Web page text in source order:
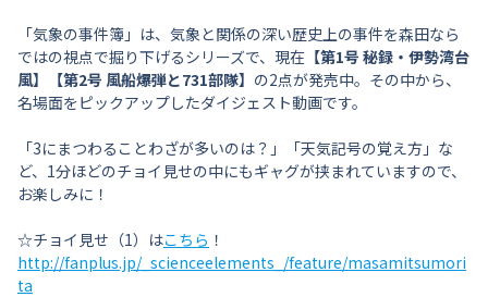
「気象の事件簿」は、気象と関係の深い歴史上の事件を森田なら
ではの視点で掘り下げるシリーズで、現在 【第1号 秘録・伊勢湾台
風】【第2号 風船爆弾と731部隊】 の2点が発売中。その中から、
名場面をピックアップしたダイジェスト動画です。
「3にまつわることわざが多いのは？」「天気記号の覚え方」な
ど、1分ほどのチョイ見せの中にもギャグが挟まれていますので、
お楽しみに！
☆チョイ見せ（1）はこちら ！
http://fanplus.jp/_scienceelements_/feature/masamitsumori
ta